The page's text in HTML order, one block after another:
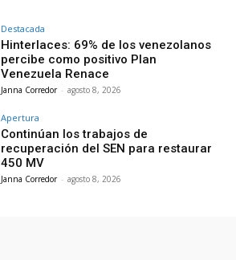
Destacada
Hinterlaces: 69% de los venezolanos
percibe como positivo Plan
Venezuela Renace
Janna Corredor - agosto 8, 2026
Apertura
Continúan los trabajos de
recuperación del SEN para restaurar
450 MV
Janna Corredor - agosto 8, 2026